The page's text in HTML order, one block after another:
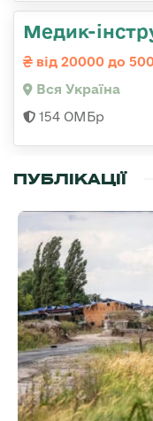
Медик-
від 20000 до
Вся Україна
154 ОМБр
ПУБЛІКАЦІЇ